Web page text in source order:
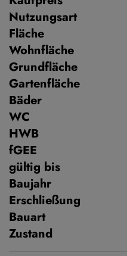
Nutzungsart
Fläche
Wohnfläche
Grundfläche
Gartenfläche
Bäder
WC
HWB
fGEE
gültig bis
Baujahr
Erschließung
Bauart
Zustand